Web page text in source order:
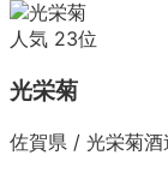
人気 23位
光栄菊
佐賀県 / 光栄菊酒